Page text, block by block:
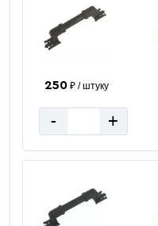
250₽ / штуку
- +
профнастил